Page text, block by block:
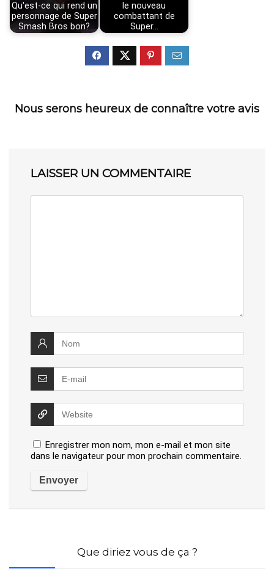
Qu'est-ce qui rend un
personnage de Super
Smash Bros bon?
le nouveau
combattant de
Super…
Nous serons heureux de connaître votre avis
LAISSER UN COMMENTAIRE
Enregistrer mon nom, mon e-mail et mon site
dans le navigateur pour mon prochain commentaire.
Que diriez vous de ça ?